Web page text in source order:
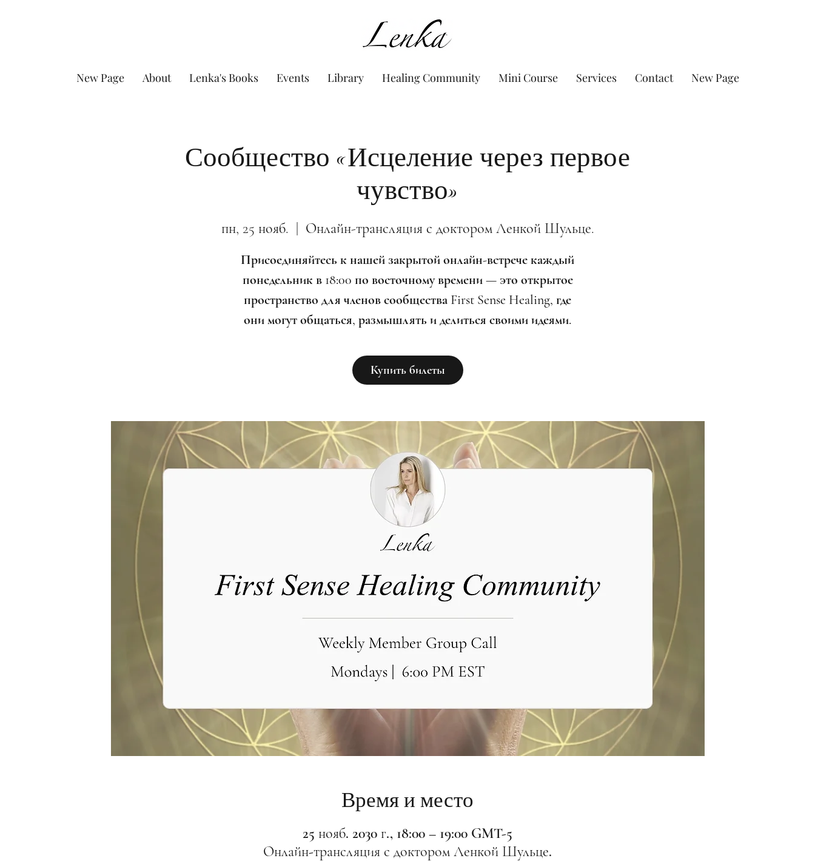
www.Lenka.org
New Page About Lenka's Books Events Library Healing Community Mini Course Services Contact New Page
Сообщество «Исцеление через первое
чувство»
пн, 25 нояб. Онлайн-трансляция с доктором Ленкой Шульце.
Присоединяйтесь к нашей закрытой онлайн-встрече каждый
понедельник в 18:00 по восточному времени — это открытое
пространство для членов сообщества First Sense Healing, где
они могут общаться, размышлять и делиться своими идеями.
Купить билеты
Время и место
25 нояб. 2030 г., 18:00 – 19:00 GMT-5
Онлайн-трансляция с доктором Ленкой Шульце.